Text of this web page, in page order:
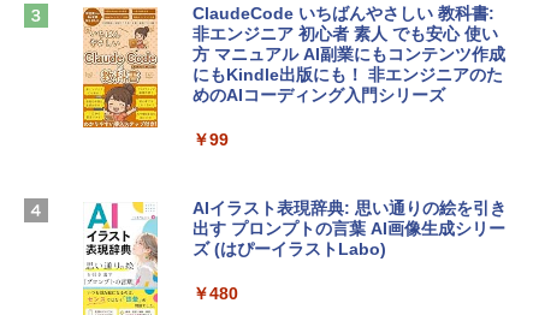
￥2,952
【Amazon.co.jp限定】 HP ノートパソコ
ン 15-fd 15.6インチ 16GBメモリ 512GB
Apple 2026 MacBook Air M5チップ搭載
13インチノートブック：AIとApple Intell
スプレイ、16GBユニファイドメモリ、1
Robloxギフトカード - 1000 Robux 【限
定バーチャルアイテムを含む】 【オンラ
インゲームコード】 ロブロックス |オン
Microsoft Office Home & Business 202
4(最新 永続版)|オンラインコード版|Wind
ClaudeCode いちばんやさしい 教科書:
非エンジニア 初心者 素人 でも安心 使い
方 マニュアル AI副業にもコンテンツ作成
にもKindle出版にも！ 非エンジニアのた
めのAIコーディング入門シリーズ
￥99
AIイラスト表現辞典: 思い通りの絵を引き
出す プロンプトの言葉 AI画像生成シリー
ズ (はぴーイラストLabo)
￥480